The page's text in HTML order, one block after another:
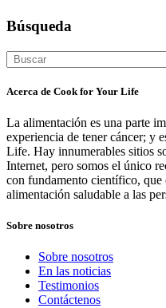
Búsqueda
Acerca de Cook for Your Life
La alimentación es una parte
experiencia de tener cáncer; y
Life. Hay innumerables sitios
Internet, pero somos el único
con fundamento científico, que
alimentación saludable a las
Sobre nosotros
Sobre nosotros
En las noticias
Testimonios
Contáctenos